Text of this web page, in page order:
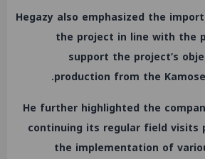
Hegazy also emphasized the
the project in line with the
support the project’s
production from the
He further highlighted the
continuing its regular field visits
the implementation of